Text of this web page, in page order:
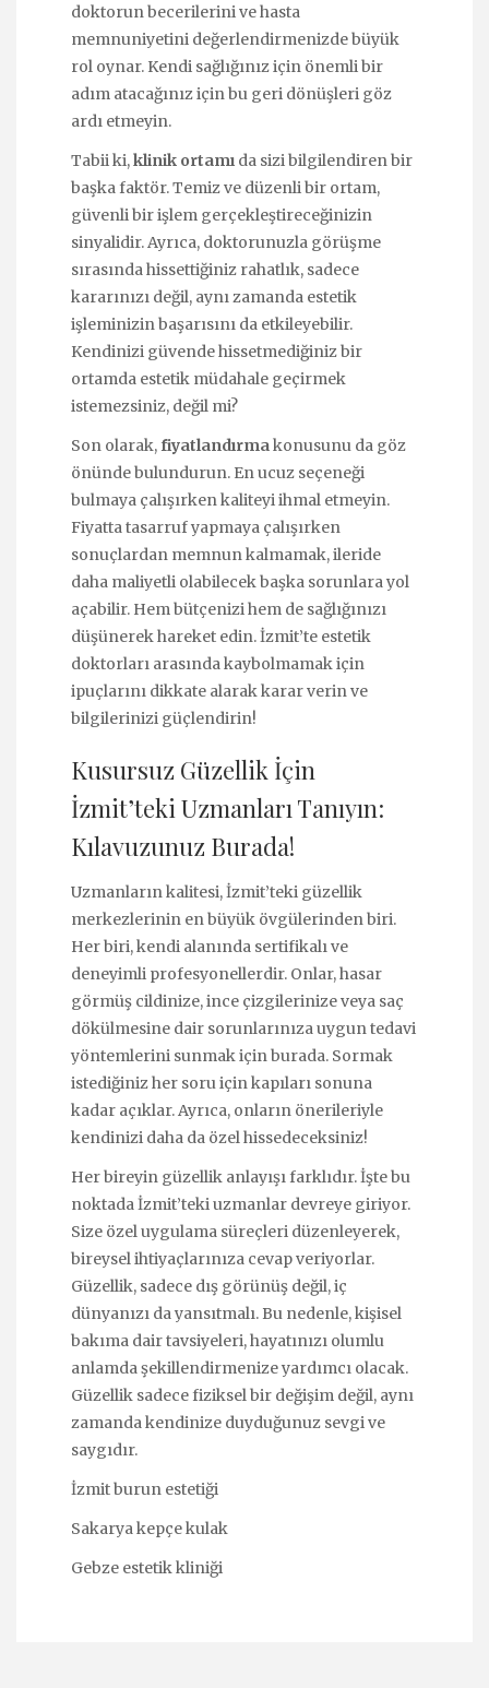
doktorun becerilerini ve hasta
memnuniyetini değerlendirmenizde büyük
rol oynar. Kendi sağlığınız için önemli bir
adım atacağınız için bu geri dönüşleri göz
ardı etmeyin.
Tabii ki,klinik ortamı da sizi bilgilendiren bir
başka faktör. Temiz ve düzenli bir ortam,
güvenli bir işlem gerçekleştireceğinizin
sinyalidir. Ayrıca, doktorunuzla görüşme
sırasında hissettiğiniz rahatlık, sadece
kararınızı değil, aynı zamanda estetik
işleminizin başarısını da etkileyebilir.
Kendinizi güvende hissetmediğiniz bir
ortamda estetik müdahale geçirmek
istemezsiniz, değil mi?
Son olarak, fiyatlandırmakonusunu da göz
önünde bulundurun. En ucuz seçeneği
bulmaya çalışırken kaliteyi ihmal etmeyin.
Fiyatta tasarruf yapmaya çalışırken
sonuçlardan memnun kalmamak, ileride
daha maliyetli olabilecek başka sorunlara yol
açabilir. Hem bütçenizi hem de sağlığınızı
düşünerek hareket edin. İzmit’te estetik
doktorları arasında kaybolmamak için
ipuçlarını dikkate alarak karar verin ve
bilgilerinizi güçlendirin!
Kusursuz Güzellik İçin
İzmit’teki Uzmanları Tanıyın:
Kılavuzunuz Burada!
Uzmanların kalitesi, İzmit’teki güzellik
merkezlerinin en büyük övgülerinden biri.
Her biri, kendi alanında sertifikalı ve
deneyimli profesyonellerdir. Onlar, hasar
görmüş cildinize, ince çizgilerinize veya saç
dökülmesine dair sorunlarınıza uygun tedavi
yöntemlerini sunmak için burada. Sormak
istediğiniz her soru için kapıları sonuna
kadar açıklar. Ayrıca, onların önerileriyle
kendinizi daha da özel hissedeceksiniz!
Her bireyin güzellik anlayışı farklıdır. İşte bu
noktada İzmit’teki uzmanlar devreye giriyor.
Size özel uygulama süreçleri düzenleyerek,
bireysel ihtiyaçlarınıza cevap veriyorlar.
Güzellik, sadece dış görünüş değil, iç
dünyanızı da yansıtmalı. Bu nedenle, kişisel
bakıma dair tavsiyeleri, hayatınızı olumlu
anlamda şekillendirmenize yardımcı olacak.
Güzellik sadece fiziksel bir değişim değil, aynı
zamanda kendinize duyduğunuz sevgi ve
saygıdır.
İzmit burun estetiği
Sakarya kepçe kulak
Gebze estetik kliniği